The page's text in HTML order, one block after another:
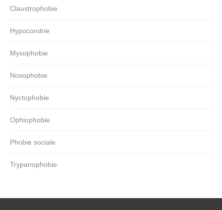
Claustrophobie
Hypocondrie
Mysophobie
Nosophobie
Nyctophobie
Ophiophobie
Phobie sociale
Trypanophobie